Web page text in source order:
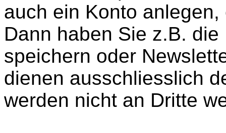
auch ein Konto
Dann haben Sie z.B.
speichern oder
dienen ausschliesslich
werden nicht an Dritte